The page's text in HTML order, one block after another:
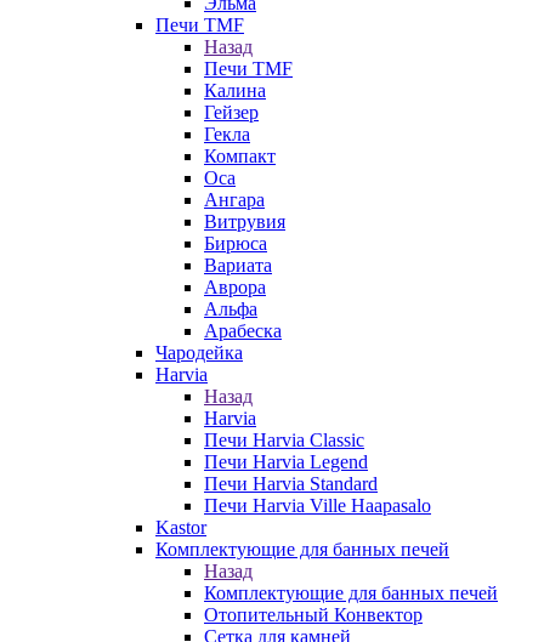
Печи TMF
Назад
Печи TMF
Калина
Гейзер
Гекла
Компакт
Оса
Ангара
Витрувия
Бирюса
Вариата
Аврора
Альфа
Арабеска
Чародейка
Harvia
Назад
Harvia
Печи Harvia Classic
Печи Harvia Legend
Печи Harvia Standard
Печи Harvia Ville Haapasalo
Kastor
Комплектующие для банных печей
Назад
Комплектующие для банных печей
Отопительный Конвектор
Сетка для камней